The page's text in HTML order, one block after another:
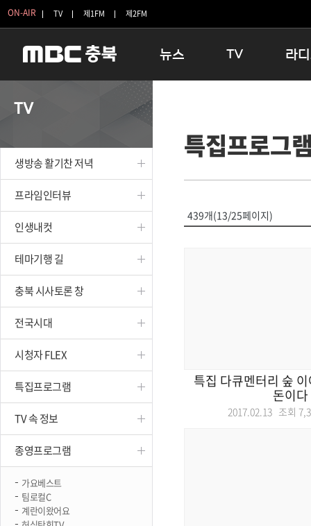
ON-AIR TV 제1FM 제2FM
뉴스
보은
옥천
TV
인생내컷
테마기행 길
시청자 FLEX
특집프로그램
라
16:00 완
우리 고
TV
생방송 활기찬 저녁
프라임인터뷰
인생내컷
테마기행 길
충북 시사토론 창
전국시대
시청자 FLEX
특집프로그램
TV 속 정보
종영프로그램
가요베스트
팀로컬C
계란이왔어요
특집프로그
439개(13/25페이지)
특집 다큐멘터리 숲
돈이다
2017.02.13 조회